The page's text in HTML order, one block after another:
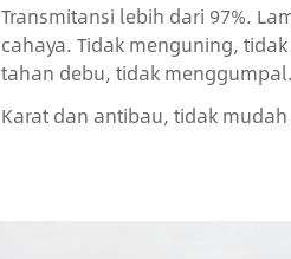
Transmitansi lebih dari 97%.
cahaya. Tidak menguning,
tahan debu, tidak menggumpal.
Karat dan antibau, tidak